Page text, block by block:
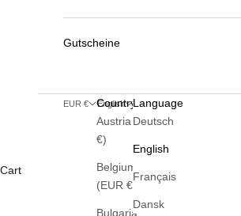
Gutscheine
EUR €
Country
Austria (EUR
€)
Belgium
(EUR €)
Bulgaria
English
Language
Deutsch
English
Français
Dansk
Cart